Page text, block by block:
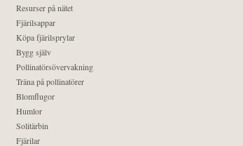
Resurser på nätet
Fjärilsappar
Köpa fjärilsprylar
Bygg själv
Pollinatörsövervakning
Träna på pollinatörer
Blomflugor
Humlor
Solitärbin
Fjärilar